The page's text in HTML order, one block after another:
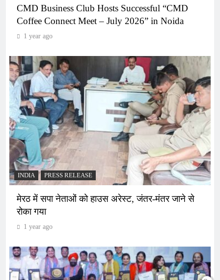
CMD Business Club Hosts Successful “CMD
Coffee Connect Meet – July 2026” in Noida
1 year ago
INDIA PRESS RELEASE
मेरठ में सपा नेताओं को हाउस अरेस्ट, जंतर-मंतर जाने से
रोका गया
1 year ago